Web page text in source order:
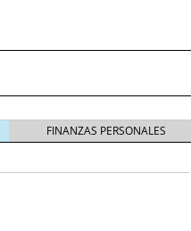
FINANZAS PERSONALES